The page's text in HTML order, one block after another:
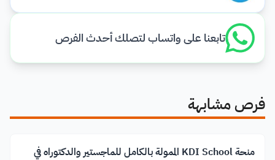
تابعنا على واتساب لتصلك أحدث الفرص
فرص مشابهة
منحة KDI School الممولة بالكامل للماجستير والدكتوراه في